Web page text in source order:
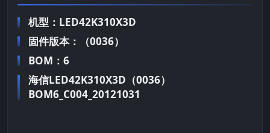
机型：LED42K310X3D
固件版本：（0036）
BOM：6
海信LED42K310X3D（0036）
BOM6_C004_20121031